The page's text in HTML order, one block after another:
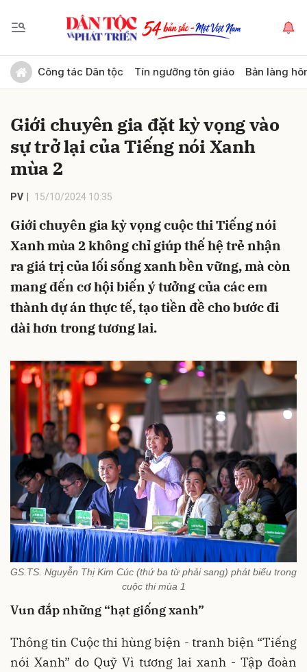
Công tác Dân tộc Tín ngưỡng tôn giáo Bản làng
Giới chuyên gia đặt kỳ vọng vào
sự trở lại của Tiếng nói Xanh
mùa 2
PV 15/10/2024 10:35
Giới chuyên gia kỳ vọng cuộc thi Tiếng nói
Xanh mùa 2 không chỉ giúp thế hệ trẻ nhận
ra giá trị của lối sống xanh bền vững, mà còn
mang đến cơ hội biến ý tưởng của các em
thành dự án thực tế, tạo tiền đề cho bước đi
dài hơn trong tương lai.
GS.TS. Nguyễn Thị Kim Cúc (thứ ba từ phải sang) phát biểu trong
cuộc thi mùa 1
Vun đắp những “hạt giống xanh”
Thông tin Cuộc thi hùng biện - tranh biện “Tiếng
nói Xanh” do Quỹ Vì tương lai xanh - Tập đoàn
Gửi bình luận